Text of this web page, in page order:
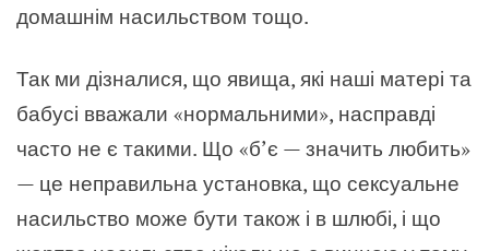
домашнім насильством тощо.
Так ми дізналися, що явища, які наші матері та
бабусі вважали «нормальними», насправді
часто не є такими. Що «б’є — значить любить»
— це неправильна установка, що сексуальне
насильство може бути також і в шлюбі, і що